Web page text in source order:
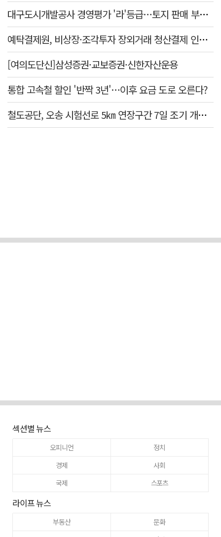
대구도시개발공사 경영평가 '라'등급…토지 판매 부진에 1년 만에 두 단계 '뚝'
예탁결제원, 비상장·조각투자 장외거래 청산결제 인프라 구축 착수…연내 가동
[여의도단신]삼성증권·교보증권·신한자산운용
통합 고속철 할인 '반짝 3년'…이후 요금 도로 오른다?
철도공단, 오송 시험선로 5㎞ 연장구간 7일 조기 개통…LA 메트로 사업 지원
섹션별 뉴스
오피니언
정치
경제
사회
국제
스포츠
라이프 뉴스
부동산
문화